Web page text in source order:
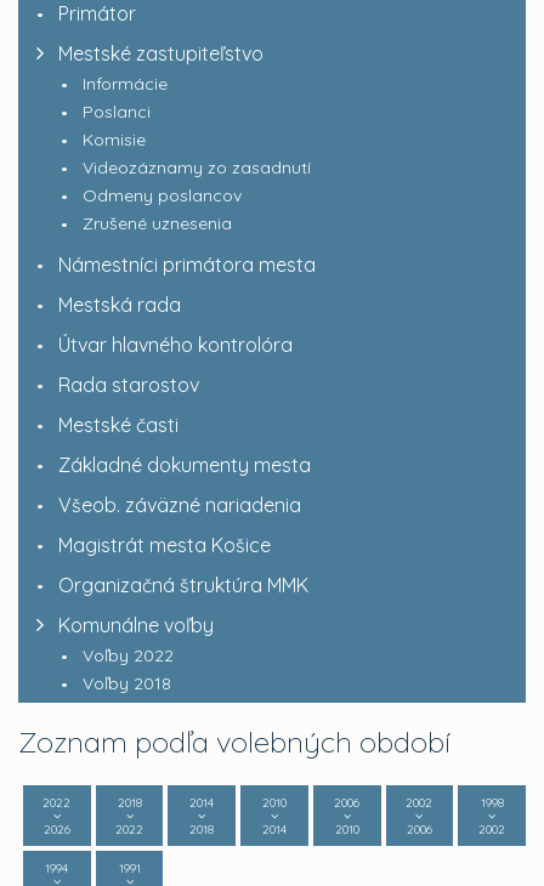
Primátor
Mestské zastupiteľstvo
Informácie
Poslanci
Komisie
Videozáznamy zo zasadnutí
Odmeny poslancov
Zrušené uznesenia
Námestníci primátora mesta
Mestská rada
Útvar hlavného kontrolóra
Rada starostov
Mestské časti
Základné dokumenty mesta
Všeob. záväzné nariadenia
Magistrát mesta Košice
Organizačná štruktúra MMK
Komunálne voľby
Voľby 2022
Voľby 2018
Zoznam podľa volebných období
2022
2026
2018
2022
2014
2018
2010
2014
2006
2010
2002
2006
1998
2002
1994
1991